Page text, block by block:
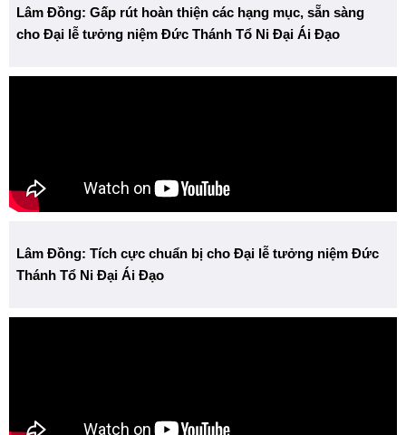
Lâm Đồng: Gấp rút hoàn thiện các hạng mục, sẵn sàng
cho Đại lễ tưởng niệm Đức Thánh Tổ Ni Đại Ái Đạo
Lâm Đồng: Tích cực chuẩn bị cho Đại lễ tưởng niệm Đức
Thánh Tổ Ni Đại Ái Đạo